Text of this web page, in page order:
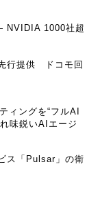
NVIDIA 1000社超
行提供 ドコモ回
ィングを“フルAI
味鋭いAIエージ
ス「Pulsar」の衛